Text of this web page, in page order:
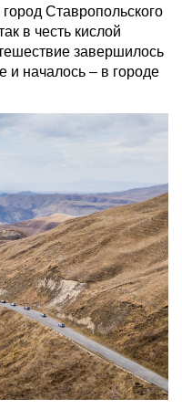
Ставропольского
в честь кислой
завершилось
и началось – в городе